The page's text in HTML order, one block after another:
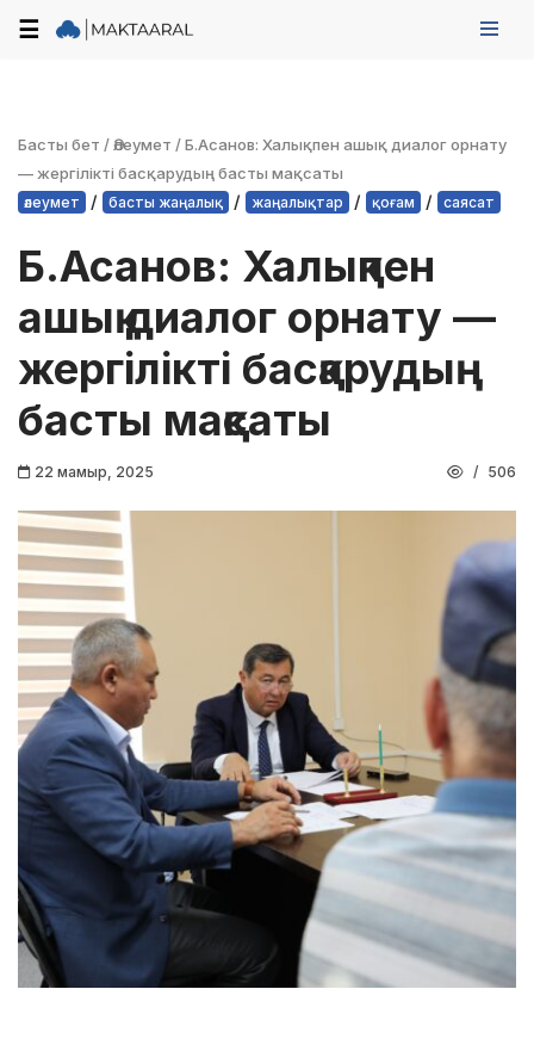
☰
Басты бет /Әлеумет /Б.Асанов: Халықпен ашық диалог орнату
— жергілікті басқарудың басты мақсаты
әлеумет / басты жаңалық / жаңалықтар / қоғам / саясат
Б.Асанов: Халықпен
ашық диалог орнату —
жергілікті басқарудың
басты мақсаты
22 мамыр, 2025 506